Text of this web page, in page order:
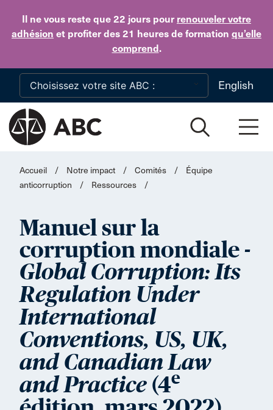
Il ne vous reste que 22 jours pour renouveler votre
adhésion et profiter des 21 heures de formation qu’elle
comprend.
Skip to main content
English
Accueil / Notre impact / Comités /
Équipe
anticorruption
/ Ressources /
Manuel sur la
corruption mondiale -
Global Corruption: Its
Regulation Under
International
Conventions, US, UK,
and Canadian Law
and Practice (4e